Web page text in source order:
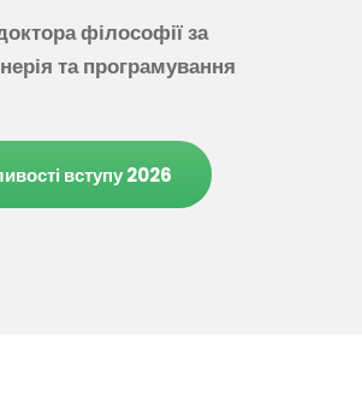
філософії за
та програмування
вступу 2026